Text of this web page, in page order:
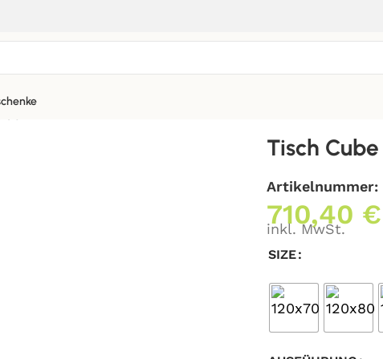
Tisch Cube
Artikelnummer:
710,40 €
inkl. MwSt.
SIZE